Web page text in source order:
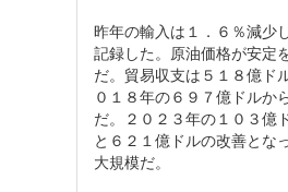
昨年の輸入は１．６％減少
記録した。原油価格が安定
だ。貿易収支は５１８億ド
０１８年の６９７億ドルか
だ。２０２３年の１０３億
と６２１億ドルの改善とな
大規模だ。